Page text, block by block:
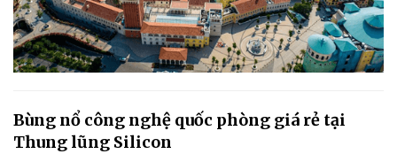
Bùng nổ công nghệ quốc phòng giá rẻ tại
Thung lũng Silicon